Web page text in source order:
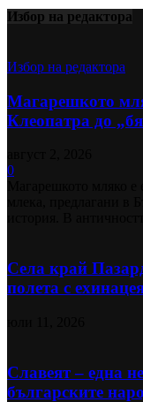
Избор на редактора
Избор на редактора
Магарешкото
Клеопатра до
0
Села край
полета с
Славеят – една
българските